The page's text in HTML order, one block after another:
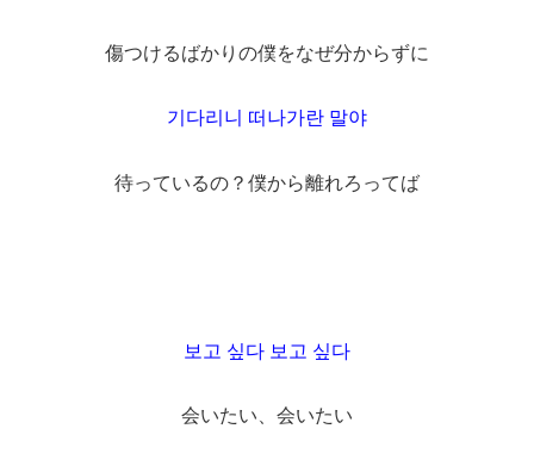
傷つけるばかりの僕をなぜ分からずに
기다리니 떠나가란 말야
待っているの？僕から離れろってば
보고 싶다 보고 싶다
会いたい、会いたい